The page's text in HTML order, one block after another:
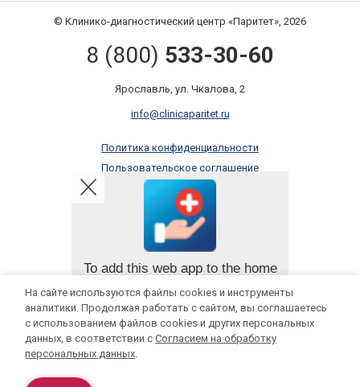
© Клинико-диагностический центр «Паритет», 2026
8 (800) 533-30-60
Ярославль, ул. Чкалова, 2
info@clinicaparitet.ru
Политика конфиденциальности
Пользовательское соглашение
Правила оказания платных услуг
Онлайн запись
Мы в социальных сетях:
ИМЕЮТСЯ ПРОТИВОПОКАЗАНИЯ, НЕОБХОДИМА КОНСУЛЬТАЦИЯ
На сайте используются файлы cookies и инструменты
аналитики. Продолжая работать с сайтом, вы соглашаетесь
с использованием файлов cookies и других персональных
данных, в соответствии сСогласием на обработку
персональных данных.
To add this web app to the home
screen open the browser option
menu and tap onAdd to
homescreen.
The menu can be accessed by pressing
the menu hardware button if your device